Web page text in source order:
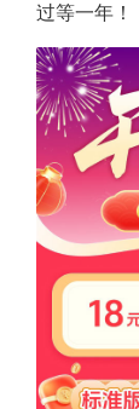
过等一年！